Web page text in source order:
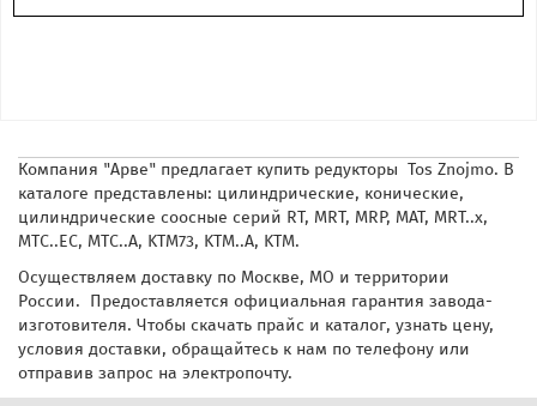
Компания "Арве" предлагает купить редукторы Tos Znojmo. В
каталоге представлены: цилиндрические, конические,
цилиндрические соосные серий RT, MRT, MRP, MAT, MRT..x,
MTC..EC, MTC..A, KTM73, KTM..A, KTM.
Осуществляем доставку по Москве, МО и территории
России. Предоставляется официальная гарантия завода-
изготовителя. Чтобы скачать прайс и каталог, узнать цену,
условия доставки, обращайтесь к нам по телефону или
отправив запрос на электропочту.